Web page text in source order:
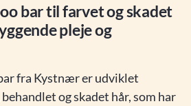
bar til farvet og skadet
pleje og
fra Kystnær er udviklet
og skadet hår, som har